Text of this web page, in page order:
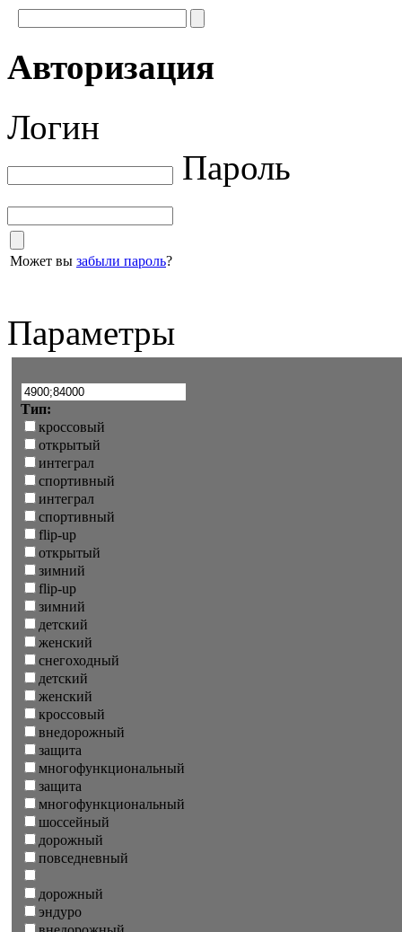
Авторизация
Логин
Пароль
Может вы забыли пароль?
Параметры
Тип:
кроссовый
открытый
интеграл
спортивный
интеграл
спортивный
flip-up
открытый
зимний
flip-up
зимний
детский
женский
снегоходный
детский
женский
кроссовый
внедорожный
защита
многофункциональный
защита
многофункциональный
шоссейный
дорожный
повседневный
дорожный
эндуро